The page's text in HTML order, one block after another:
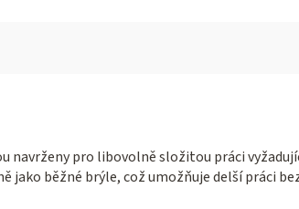
navrženy pro libovolně složitou práci
jako běžné brýle, což umožňuje delší práci